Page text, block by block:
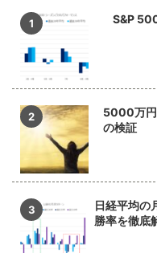
S&P
5000万円
の検証
日経平均の
勝率を徹底